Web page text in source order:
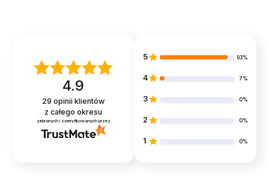
4.9
29 opinii klientów
z całego okresu
zebranych i zweryfikowanych przez
5 93%
4 7%
3 0%
2 0%
1 0%